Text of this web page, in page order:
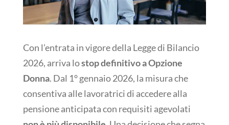
Con l’entrata in vigore della Legge di Bilancio
2026, arriva lostop definitivo a Opzione
Donna. Dal 1° gennaio 2026, la misura che
consentiva alle lavoratrici di accedere alla
pensione anticipata con requisiti agevolati